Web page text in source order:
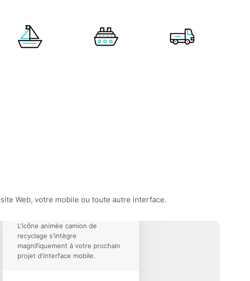
Web, votre mobile ou toute autre interface.
L'icône animée camion de
recyclage s'intègre
magnifiquement à votre prochain
projet d'interface mobile.